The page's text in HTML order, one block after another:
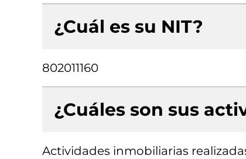
¿Cuál es su NIT?
802011160
¿Cuáles son sus
Actividades inmobiliarias